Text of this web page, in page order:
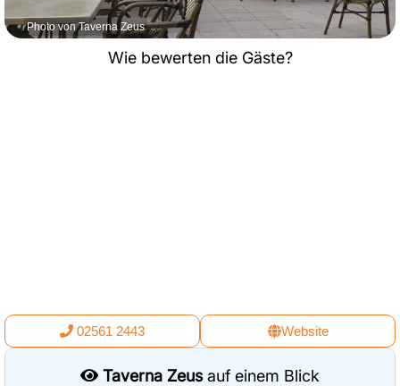
Photo von Taverna Zeus
Wie bewerten die Gäste?
02561 2443 Website
Taverna Zeusauf einem Blick